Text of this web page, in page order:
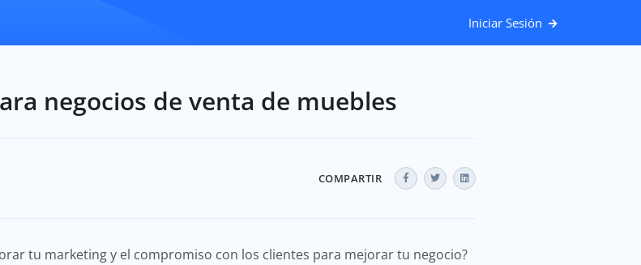
Iniciar Sesión
negocios de venta de muebles
COMPARTIR
tu marketing y el compromiso con los clientes para mejorar tu negocio?